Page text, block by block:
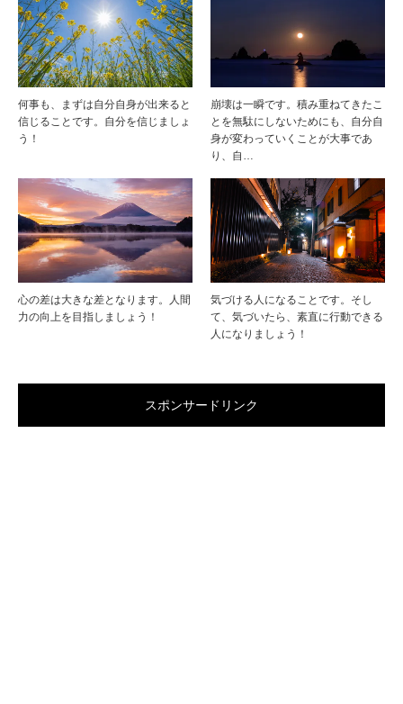
何事も、まずは自分自身が出来ると
信じることです。自分を信じましょ
う！
崩壊は一瞬です。積み重ねてきたこ
とを無駄にしないためにも、自分自
身が変わっていくことが大事であ
り、自…
心の差は大きな差となります。人間
力の向上を目指しましょう！
気づける人になることです。そし
て、気づいたら、素直に行動できる
人になりましょう！
スポンサードリンク